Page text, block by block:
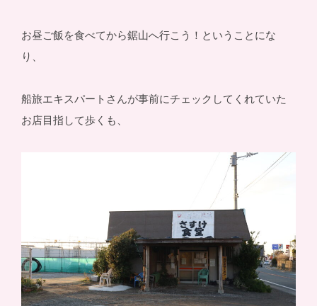
お昼ご飯を食べてから鋸山へ行こう！ということにな
り、
船旅エキスパートさんが事前にチェックしてくれていた
お店目指して歩くも、